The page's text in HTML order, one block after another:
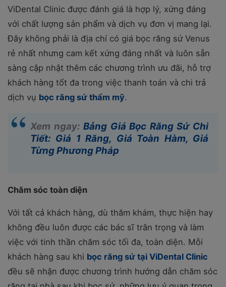
ViDental Clinic được đánh giá là hợp lý, xứng đáng
với chất lượng sản phẩm và dịch vụ đơn vị mang lại.
Đây không phải là địa chí có giá bọc răng sứ Venus
rẻ nhất nhưng cam kết xứng đáng nhất và luôn sẵn
sàng cập nhật thêm các chương trình ưu đãi, hỗ trợ
khách hàng tốt đa trong việc thanh toán và chi trả
dịch vụ bọc răng sứ thẩm mỹ.
Xem ngay:Bảng Giá Bọc Răng Sứ Chi
Tiết: Giá 1 Răng, Giá Toàn Hàm, Giá
Từng Phương Pháp
Chăm sóc toàn diện
Với tất cả khách hàng, dù thăm khám, thực hiện hay
không đều luôn được các bác sĩ trân trọng và làm
việc với tinh thần chăm sóc tối đa, toàn diện. Mỗi
khách hàng sau khi bọc răng sứ tại ViDental Clinic
đều sẽ nhận được chương trình hướng dẫn chăm sóc